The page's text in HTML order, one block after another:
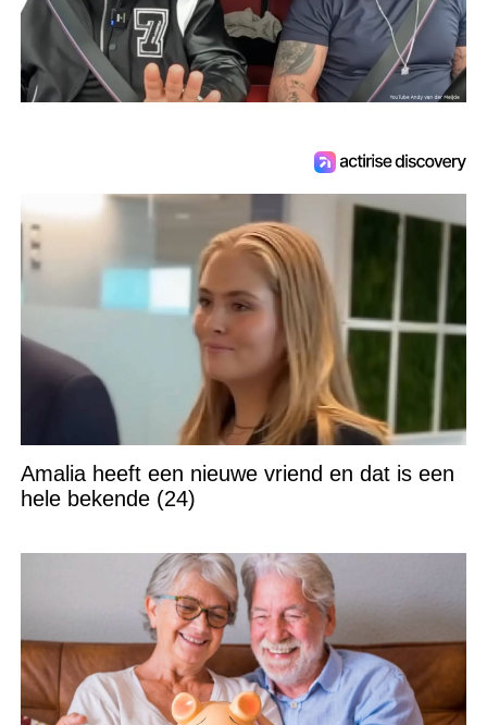
Amalia heeft een nieuwe vriend en dat is een
hele bekende (24)